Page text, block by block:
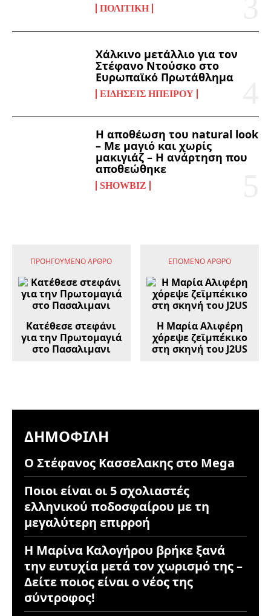
ΠΟΛΙΤΙΚΉ
Χάλκινο μετάλλιο για τον
Στέφανο Ντούσκο στο
Ευρωπαϊκό Πρωτάθλημα
ΕΙΔΉΣΕΙΣ ΗΠΕΊΡΟΥ
Η αποθέωση του natural look
– Με μαγιό και χωρίς
μακιγιάζ – Η ανάρτηση που
αποθεώθηκε
SHOWBIZ
ΠΡΟΗΓΟΎΜΕΝΟ ΆΡΘΡΟ
Κατέθεσε στεφάνι
για την Πρωτομαγιά
στο Πασαλιμανι
ΕΠΌΜΕΝΟ ΆΡΘΡΟ
Η Μαρία Αλιφέρη
χόρεψε ζεϊμπέκικο
στη σκηνή του J2US
ΔΗΜΟΦΙΛΉ
Ο Στέφανος Κασσελακης στο Mega
Ποιοι είναι οι 5 σχολιαστές
ελληνικού ποδοσφαίρου με τη
μεγαλύτερη επιρροή
Η Μαρίνα Καλογήρου βρήκε ξανά
την ευτυχία μετά τον χωρισμό της –
Δείτε ποιος είναι ο νέος της
σύντροφος!